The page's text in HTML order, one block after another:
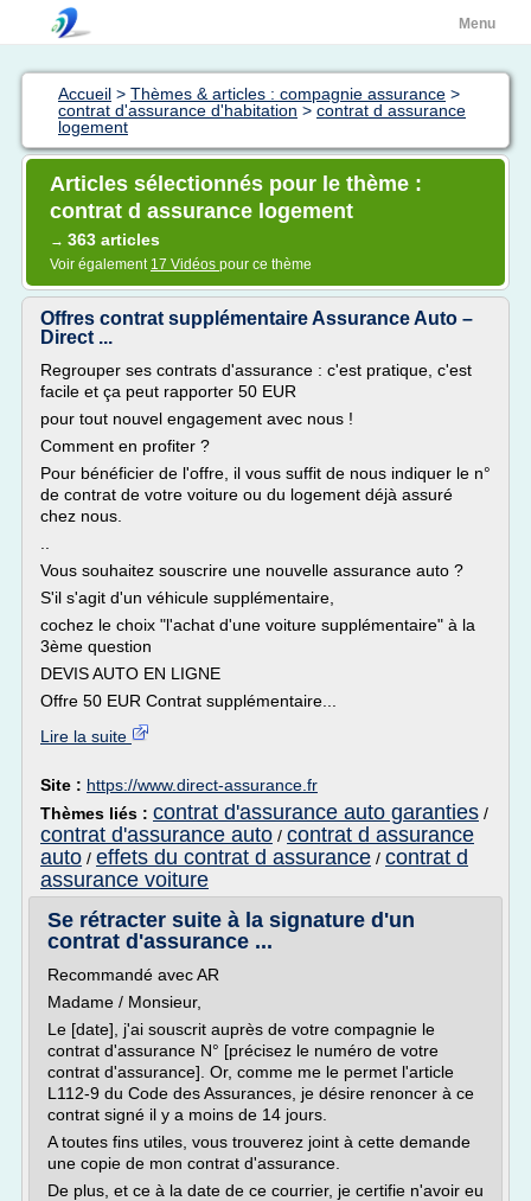
Menu
Accueil > Thèmes & articles : compagnie assurance >
contrat d'assurance d'habitation > contrat d assurance
logement
Articles sélectionnés pour le thème :
contrat d assurance logement
→ 363 articles
Voir également 17 Vidéos pour ce thème
Offres contrat supplémentaire Assurance Auto –
Direct ...
Regrouper ses contrats d'assurance : c'est pratique, c'est
facile et ça peut rapporter 50 EUR
pour tout nouvel engagement avec nous !
Comment en profiter ?
Pour bénéficier de l'offre, il vous suffit de nous indiquer le n°
de contrat de votre voiture ou du logement déjà assuré
chez nous.
Vous souhaitez souscrire une nouvelle assurance auto ?
S'il s'agit d'un véhicule supplémentaire,
cochez le choix "l'achat d'une voiture supplémentaire" à la
3ème question
DEVIS AUTO EN LIGNE
Offre 50 EUR Contrat supplémentaire...
Lire la suite
Site : https://www.direct-assurance.fr
Thèmes liés : contrat d'assurance auto garanties /
contrat d'assurance auto / contrat d assurance
auto / effets du contrat d assurance / contrat d
assurance voiture
Se rétracter suite à la signature d'un
contrat d'assurance ...
Recommandé avec AR
Madame / Monsieur,
Le [date], j'ai souscrit auprès de votre compagnie le
contrat d'assurance N° [précisez le numéro de votre
contrat d'assurance]. Or, comme me le permet l'article
L112-9 du Code des Assurances, je désire renoncer à ce
contrat signé il y a moins de 14 jours.
A toutes fins utiles, vous trouverez joint à cette demande
une copie de mon contrat d'assurance.
De plus, et ce à la date de ce courrier, je certifie n'avoir eu